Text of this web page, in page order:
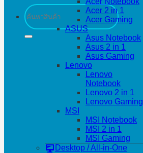
ค้นหา:
Acer 2 in 1
Acer Gaming
ASUS
Asus Notebook
Asus 2 in 1
Asus Gaming
Lenovo
Lenovo
Notebook
Lenovo 2 in 1
Lenovo Gaming
MSI
MSI Notebook
MSI 2 in 1
MSI Gaming
Desktop / All-in-One